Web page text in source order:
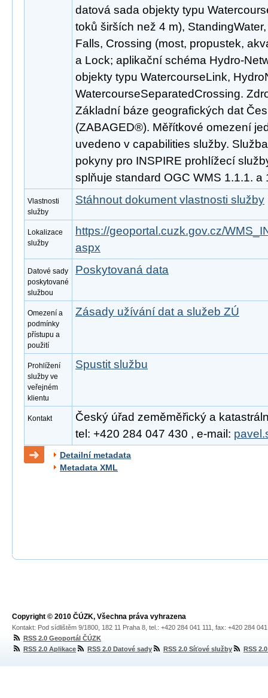
datová sada objekty typu
toků širších než 4 m),
Falls, Crossing (most, propustek,
a Lock; aplikační schéma Hydro-
objekty typu WatercourseLink,
WatercourseSeparatedCrossing.
Základní báze geografických dat
(ZABAGED®). Měřítkové omezení
uvedeno v capabilities služby.
pokyny pro INSPIRE prohlížecí
splňuje standard OGC WMS 1.1.1. a
Vlastnosti
služby
Stáhnout dokument vlastnosti služby
Lokalizace
služby
https://geoportal.cuzk.gov.cz/
aspx
Datové sady
poskytované
službou
Poskytovaná data
Omezení a
podmínky
přístupu a
použití
Zásady užívání dat a služeb ZÚ
Prohlížení
služby ve
veřejném
klientu
Spustit službu
Kontakt
Český úřad zeměměřický a
tel: +420 284 047 430 , e-mail:
Detailní metadata
Metadata XML
Copyright © 2010 ČÚZK, Všechna práva vyhrazena
Kontakt: Pod sídlištěm 9/1800, 182 11 Praha 8, tel.: +420 284 041 111, fax: +420 284
RSS 2.0 Geoportál ČÚZK
RSS 2.0 Aplikace
RSS 2.0 Datové sady RSS 2.0 Síťové služby RSS